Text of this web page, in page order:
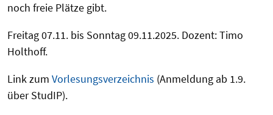
noch freie Plätze gibt.
Freitag 07.11. bis Sonntag 09.11.2025. Dozent: Timo
Holthoff.
Link zum Vorlesungsverzeichnis (Anmeldung ab 1.9.
über StudIP).